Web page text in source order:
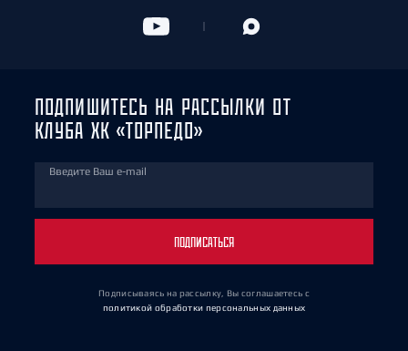
ПОДПИШИТЕСЬ НА РАССЫЛКИ ОТ
КЛУБА ХК «ТОРПЕДО»
Введите Ваш e-mail
ПОДПИСАТЬСЯ
Подписываясь на рассылку, Вы соглашаетесь с
политикой обработки персональных данных